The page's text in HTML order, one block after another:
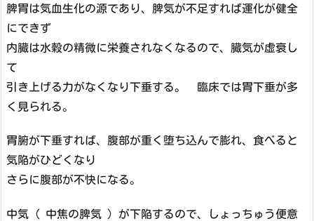
脾胃は気血生化の源であり、脾気が不足すれば運化が健全
にできず
内臓は水穀の精微に栄養されなくなるので、臓気が虚衰し
て
引き上げる力がなくなり下垂する。 臨床では胃下垂が多
く見られる。
胃腑が下垂すれば、腹部が重く堕ち込んで膨れ、食べると
気陥がひどくなり
さらに腹部が不快になる。
中気 ( 中焦の脾気 ) が下陥するので、しょっちゅう便意